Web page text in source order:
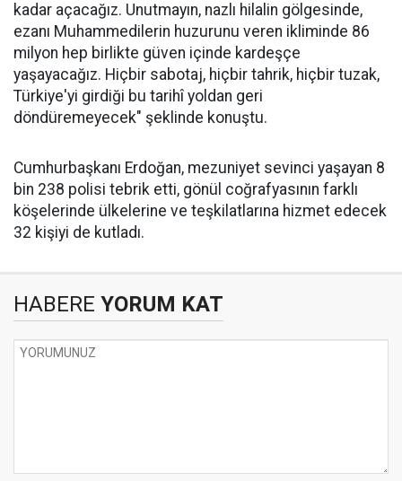
kadar açacağız. Unutmayın, nazlı hilalin gölgesinde,
ezanı Muhammedilerin huzurunu veren ikliminde 86
milyon hep birlikte güven içinde kardeşçe
yaşayacağız. Hiçbir sabotaj, hiçbir tahrik, hiçbir tuzak,
Türkiye'yi girdiği bu tarihî yoldan geri
döndüremeyecek" şeklinde konuştu.
Cumhurbaşkanı Erdoğan, mezuniyet sevinci yaşayan 8
bin 238 polisi tebrik etti, gönül coğrafyasının farklı
köşelerinde ülkelerine ve teşkilatlarına hizmet edecek
32 kişiyi de kutladı.
HABERE YORUM KAT